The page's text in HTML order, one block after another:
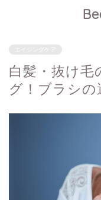
白髪・抜け毛
グ！ブラシの